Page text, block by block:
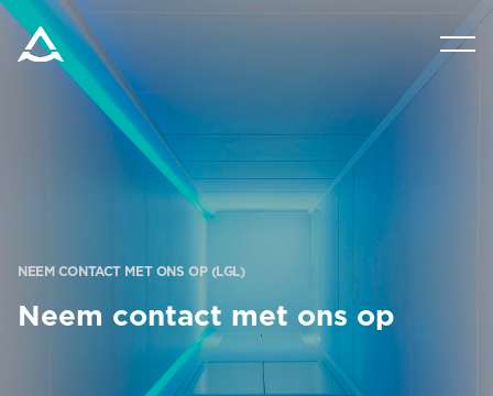
PRODUCTEN
VRAAG OM EEN PRIJSRAMING
NEEM CONTACT MET ONS OP (LGL)
Neem contact met ons op